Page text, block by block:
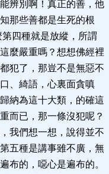
辨別啊！真正的善，他
那些善都是生死的根
四種就是放縱，所謂
麼嚴重嗎？想想佛經裡
犯了，那豈不是無惡不
、綺語，心裏面貪嗔
納為這十大類，的確這
而已，那一條沒犯呢？
我們想一想，說得並不
五種是講事雖不廣，無
布的，噁心是遍布的。